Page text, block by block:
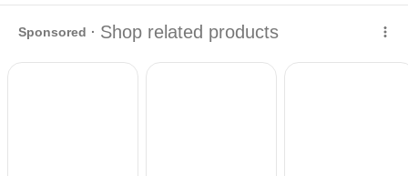
(メダカの卵や貝類など生き物がついてる場合あり) ビニール袋などで
お渡し予定です。 ＊あくまでも自宅にて素人管理なので、神経質な方